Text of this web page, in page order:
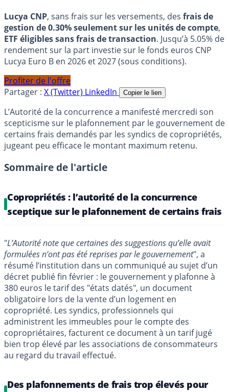
Lucya CNP, sans frais sur les versements, des frais de
gestion de 0.30% seulement sur les unités de compte,
ETF éligibles sans frais de transaction. Jusqu’à 5.05% de
rendement sur la part investie sur le fonds euros CNP
Lucya Euro B en 2026 et 2027 (sous conditions).
Profiter de l'offre
Partager : X (Twitter) LinkedIn Copier le lien
L’Autorité de la concurrence a manifesté mercredi son
scepticisme sur le plafonnement par le gouvernement de
certains frais demandés par les syndics de copropriétés,
jugeant peu efficace le montant maximum retenu.
Sommaire de l'article
Copropriétés : l’autorité de la concurrence
sceptique sur le plafonnement de certains frais
"L’Autorité note que certaines des suggestions qu’elle avait
formulées n’ont pas été reprises par le gouvernement", a
résumé l’institution dans un communiqué au sujet d’un
décret publié fin février : le gouvernement y plafonne à
380 euros le tarif des "états datés", un document
obligatoire lors de la vente d’un logement en
copropriété. Les syndics, professionnels qui
administrent les immeubles pour le compte des
copropriétaires, facturent ce document à un tarif jugé
bien trop élevé par les associations de consommateurs
au regard du travail effectué.
Des plafonnements de frais trop élevés pour